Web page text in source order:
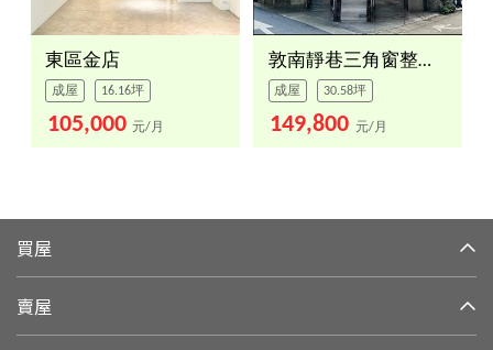
東區金店
成屋 16.16坪
105,000 元/月
敦南靜巷三角窗整棟透天
成屋 30.58坪
149,800 元/月
買屋
賣屋